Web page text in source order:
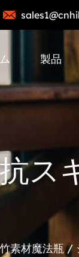
製品
ス
竹素材魔法瓶/